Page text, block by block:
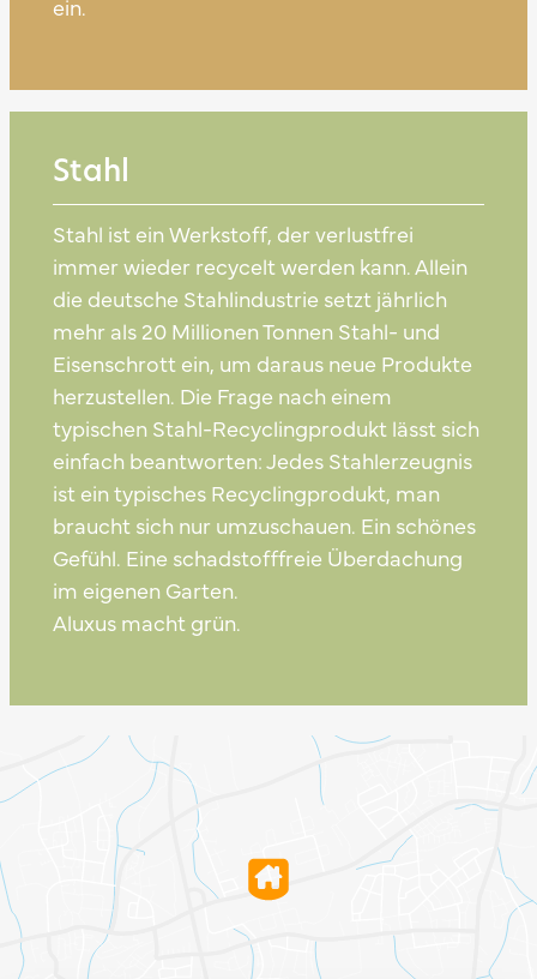
ein.
Stahl
Stahl ist ein Werkstoff, der verlustfrei
immer wieder recycelt werden kann. Allein
die deutsche Stahlindustrie setzt jährlich
mehr als 20 Millionen Tonnen Stahl- und
Eisenschrott ein, um daraus neue Produkte
herzustellen. Die Frage nach einem
typischen Stahl-Recyclingprodukt lässt sich
einfach beantworten: Jedes Stahlerzeugnis
ist ein typisches Recyclingprodukt, man
braucht sich nur umzuschauen. Ein schönes
Gefühl. Eine schadstofffreie Überdachung
im eigenen Garten.
Aluxus macht grün.